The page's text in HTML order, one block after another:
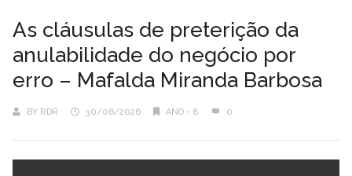
As cláusulas de preterição da
anulabilidade do negócio por
erro – Mafalda Miranda Barbosa
BY RDR 30/06/2026 ANO - 8 0